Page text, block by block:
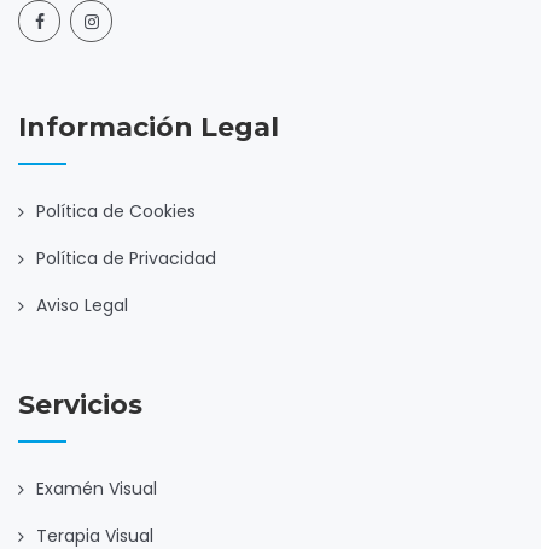
Información Legal
Política de Cookies
Política de Privacidad
Aviso Legal
Servicios
Examén Visual
Terapia Visual